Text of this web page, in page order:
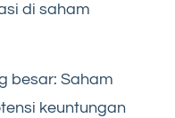
di saham
besar: Saham
keuntungan